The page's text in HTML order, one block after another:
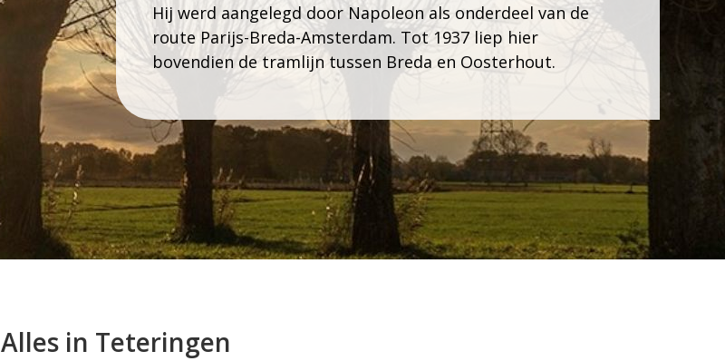
Hij werd aangelegd door Napoleon als onderdeel van de
route Parijs-Breda-Amsterdam. Tot 1937 liep hier
bovendien de tramlijn tussen Breda en Oosterhout.
Alles in Teteringen